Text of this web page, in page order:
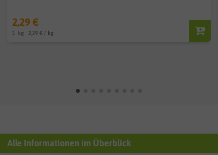
2,29 €
1 kg | 2,29 € / kg
Alle Informationen im Überblick